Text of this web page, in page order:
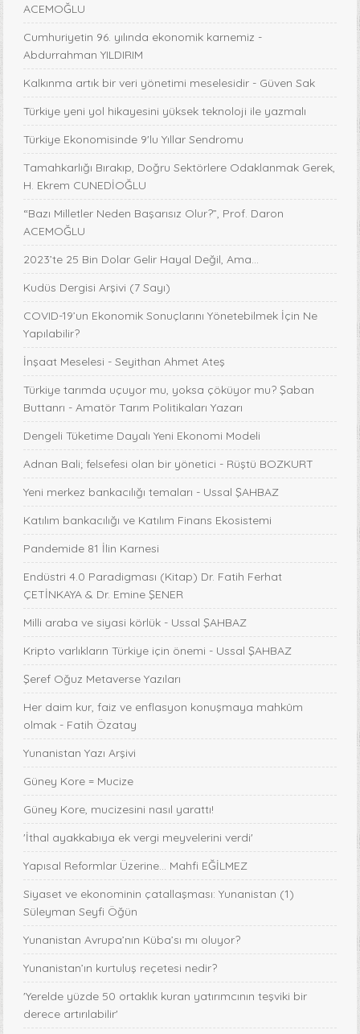
ACEMOĞLU
Cumhuriyetin 96. yılında ekonomik karnemiz -
Abdurrahman YILDIRIM
Kalkınma artık bir veri yönetimi meselesidir - Güven Sak
Türkiye yeni yol hikayesini yüksek teknoloji ile yazmalı
Türkiye Ekonomisinde 9'lu Yıllar Sendromu
Tamahkarlığı Bırakıp, Doğru Sektörlere Odaklanmak Gerek,
H. Ekrem CUNEDİOĞLU
“Bazı Milletler Neden Başarısız Olur?”, Prof. Daron
ACEMOĞLU
2023’te 25 Bin Dolar Gelir Hayal Değil, Ama…
Kudüs Dergisi Arşivi (7 Sayı)
COVID-19’un Ekonomik Sonuçlarını Yönetebilmek İçin Ne
Yapılabilir?
İnşaat Meselesi - Seyithan Ahmet Ateş
Türkiye tarımda uçuyor mu, yoksa çöküyor mu? Şaban
Buttanrı - Amatör Tarım Politikaları Yazarı
Dengeli Tüketime Dayalı Yeni Ekonomi Modeli
Adnan Bali; felsefesi olan bir yönetici - Rüştü BOZKURT
Yeni merkez bankacılığı temaları - Ussal ŞAHBAZ
Katılım bankacılığı ve Katılım Finans Ekosistemi
Pandemide 81 İlin Karnesi
Endüstri 4.0 Paradigması (Kitap) Dr. Fatih Ferhat
ÇETİNKAYA & Dr. Emine ŞENER
Milli araba ve siyasi körlük - Ussal ŞAHBAZ
Kripto varlıkların Türkiye için önemi - Ussal ŞAHBAZ
Şeref Oğuz Metaverse Yazıları
Her daim kur, faiz ve enflasyon konuşmaya mahkûm
olmak - Fatih Özatay
Yunanistan Yazı Arşivi
Güney Kore = Mucize
Güney Kore, mucizesini nasıl yarattı!
'İthal ayakkabıya ek vergi meyvelerini verdi'
Yapısal Reformlar Üzerine... Mahfi EĞİLMEZ
Siyaset ve ekonominin çatallaşması: Yunanistan (1)
Süleyman Seyfi Öğün
Yunanistan Avrupa’nın Küba’sı mı oluyor?
Yunanistan’ın kurtuluş reçetesi nedir?
'Yerelde yüzde 50 ortaklık kuran yatırımcının teşviki bir
derece artırılabilir'